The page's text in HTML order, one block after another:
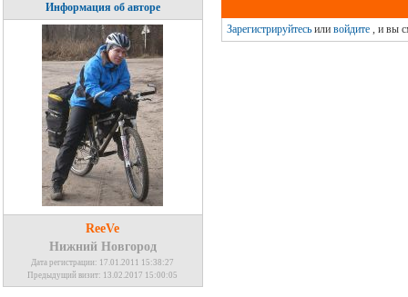
Информация об авторе
ReeVe
Нижний Новгород
Дата регистрации: 17.01.2011 15:38:27
Предыдущий визит: 13.02.2017 15:00:05
Зарегистрируйтесьили войдите, и вы